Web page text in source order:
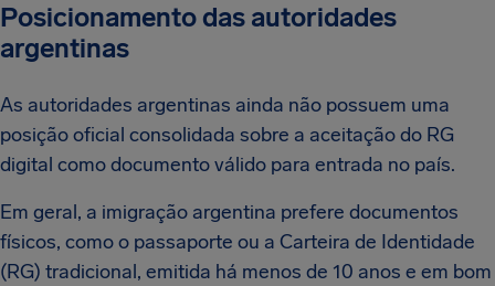
Posicionamento das autoridades
argentinas
As autoridades argentinas ainda não possuem uma
posição oficial consolidada sobre a aceitação do RG
digital como documento válido para entrada no país.
Em geral, a imigração argentina prefere documentos
físicos, como o passaporte ou a Carteira de Identidade
(RG) tradicional, emitida há menos de 10 anos e em bom